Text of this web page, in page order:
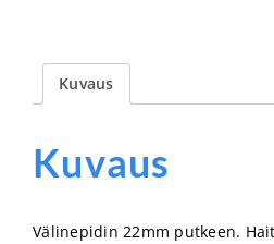
Kuvaus
Kuvaus
Välinepidin 22mm putkeen.